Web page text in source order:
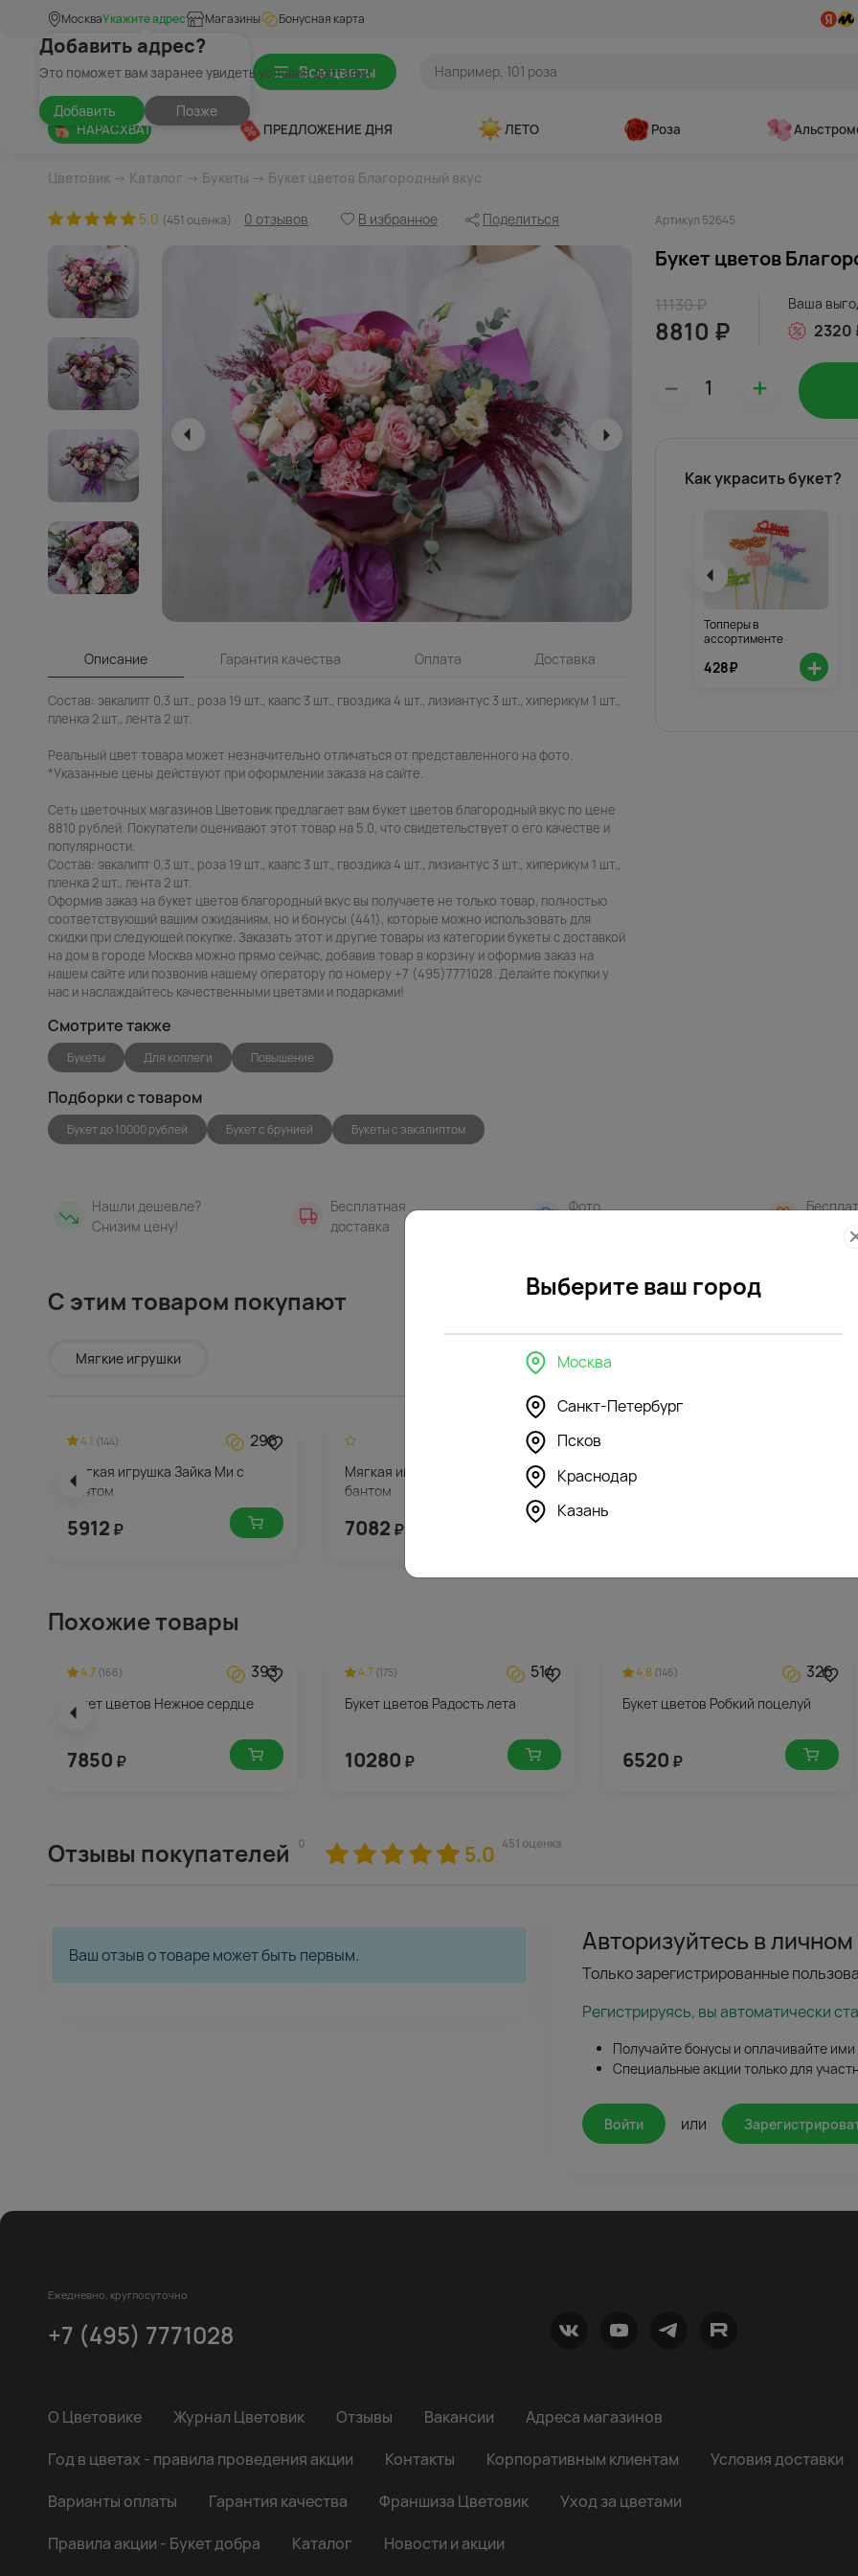
МоскваУкажите адрес
Добавить адрес?
Это поможет вам заранее увидеть условия доставки
Добавить Позже
Магазины Бонусная карта
Все цветы
НАРАСХВАТ ПРЕДЛОЖЕНИЕ ДНЯ ЛЕТО Роза
Цветовик → Каталог → Букеты → Букет цветов Благородный вкус
5.0 (451 оценка) 0 отзывов В избранное Поделиться Артикул 52645
Описание Гарантия качества Оплата Доставка
Состав: эвкалипт 0,3 шт., роза 19 шт., каапс 3 шт., гвоздика 4 шт., лизиантус 3 шт., хиперикум 1 шт.,
пленка 2 шт., лента 2 шт.
Реальный цвет товара может незначительно отличаться от представленного на фото.
*Указанные цены действуют при оформлении заказа на сайте.
Сеть цветочных магазинов Цветовик предлагает вам букет цветов благородный вкус по цене
8810 рублей. Покупатели оценивают этот товар на 5.0, что свидетельствует о его качестве и
популярности.
Состав: эвкалипт 0,3 шт., роза 19 шт., каапс 3 шт., гвоздика 4 шт., лизиантус 3 шт., хиперикум 1 шт.,
пленка 2 шт., лента 2 шт.
Оформив заказ на букет цветов благородный вкус вы получаете не только товар, полностью
соответствующий вашим ожиданиям, но и бонусы (441), которые можно использовать для
скидки при следующей покупке. Заказать этот и другие товары из категории букеты с доставкой
на дом в городе Москва можно прямо сейчас, добавив товар в корзину и оформив заказ на
нашем сайте или позвонив нашему оператору по номеру +7 (495)7771028. Делайте покупки у
нас и наслаждайтесь качественными цветами и подарками!
Букет цветов
11130 ₽
8810 ₽
Ваша
2320
– +
Как украсить букет?
Топперы в
ассортименте
428₽ +
Смотрите также
Букеты Для коллеги Повышение
Подборки с товаром
Букет до 10000 рублей Букет с брунией Букеты с эвкалиптом
Нашли дешевле?
Снизим цену!
Бесплатная
доставка
Фото
С этим товаром покупают
Мягкие игрушки
4.1 (144) 296
Мягкая игрушка Зайка Ми с
бантом
5912 ₽
355
Мягкая игрушка Мишка Дэнни с
бантом
7082 ₽
Мягкая игрушка Зайка Ми в
розовом сарафане
Похожие товары
4.7 (166) 393
Букет цветов Нежное сердце
7850 ₽
4.7 (175) 514
Букет цветов Радость лета
10280 ₽
4.8 (146) 326
Букет цветов Робкий поцелуй
6520 ₽
Отзывы покупателей 0 5.0 451 оценка
Ваш отзыв о товаре может быть первым. Авторизуйтесь в
Только зарегистрированные
Регистрируясь, вы автоматически
Получайте бонусы и оплачивайте ими
Специальные акции только для
Войти или
Ежедневно, круглосуточно
+7 (495) 7771028
О Цветовике Журнал Цветовик Отзывы Вакансии
Адреса магазинов
Год в цветах - правила проведения акции
Контакты Корпоративным клиентам
Условия доставки
Варианты оплаты
Гарантия качества Франшиза Цветовик
Уход за цветами
Правила акции - Букет добра
Каталог Новости и акции
Выберите ваш город
Москва
Санкт-Петербург
Псков
Краснодар
Казань